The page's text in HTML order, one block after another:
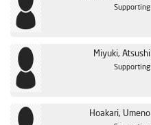
Supporting
Miyuki, Atsushi
Supporting
Hoakari, Umeno